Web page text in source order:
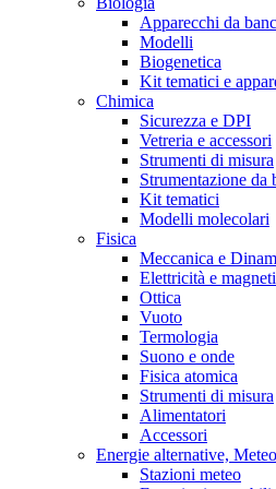
Apparecchi da
Modelli
Biogenetica
Kit tematici e
Chimica
Sicurezza e DPI
Vetreria e accessori
Strumenti di misura
Strumentazione da
Kit tematici
Modelli molecolari
Fisica
Meccanica e
Elettricità e
Ottica
Vuoto
Termologia
Suono e onde
Fisica atomica
Strumenti di misura
Alimentatori
Accessori
Energie alternative,
Stazioni meteo